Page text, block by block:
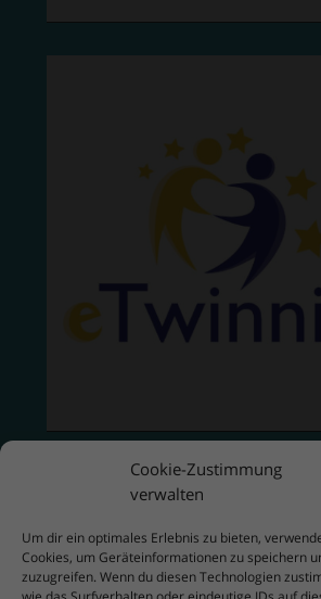
Cookie-Zustimmung
verwalten
Um dir ein optimales Erlebnis zu bieten,
Cookies, um Geräteinformationen zu speichern
zuzugreifen. Wenn du diesen Technologien